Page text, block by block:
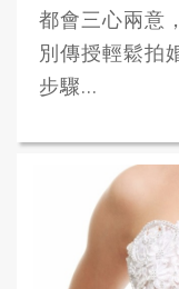
都會三心兩意
別傳授輕鬆拍
步驟...